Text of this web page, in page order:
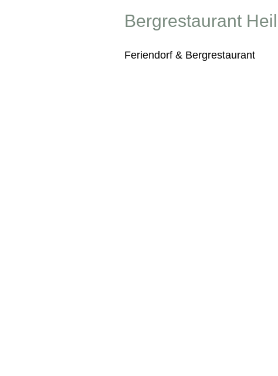
Bergrestaurant
Feriendorf & Bergrestaurant